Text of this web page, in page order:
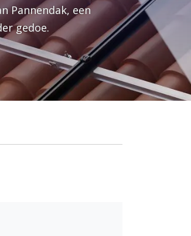
Pannendak, een
gedoe.